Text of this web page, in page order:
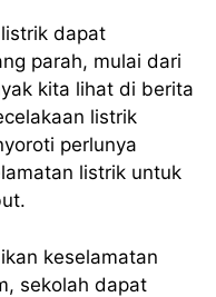
dapat
parah, mulai dari
kita lihat di berita
listrik
perlunya
listrik untuk
keselamatan
sekolah dapat